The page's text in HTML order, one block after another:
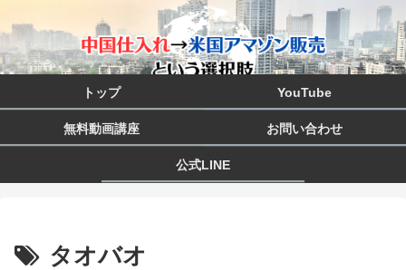
トップ YouTube
無料動画講座 お問い合わせ
公式LINE
タオバオ